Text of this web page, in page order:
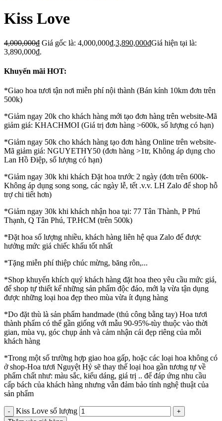
Kiss Love
4,000,000₫ Giá gốc là: 4,000,000₫.3,890,000₫Giá hiện tại là:
3,890,000₫.
Khuyến mãi HOT:
*Giao hoa tươi tận nơi miễn phí nội thành (Bán kính 10km đơn trên
500k)
*Giảm ngay 20k cho khách hàng mới tạo đơn hàng trên website-Mã
giảm giá: KHACHMOI (Giá trị đơn hàng >600k, số lượng có hạn)
*Giảm ngay 50k cho khách hàng tạo đơn hàng Online trên website-
Mã giảm giá: NGUYETHY50 (đơn hàng >1tr, Không áp dụng cho
Lan Hồ Điệp, số lượng có hạn)
*Giảm ngay 30k khi khách Đặt hoa trước 2 ngày (đơn trên 600k-
Không áp dụng song song, các ngày lễ, tết .v.v. LH Zalo để shop hỗ
trợ chi tiết hơn)
*Giảm ngay 30k khi khách nhận hoa tại: 77 Tân Thành, P Phú
Thạnh, Q Tân Phú, TP.HCM (trên 500k)
*Đặt hoa số lượng nhiều, khách hàng liên hệ qua Zalo để được
hưởng mức giá chiếc khấu tốt nhất
*Tặng miễn phí thiệp chúc mừng, băng rôn,...
*Shop khuyến khích quý khách hàng đặt hoa theo yêu cầu mức giá,
để shop tự thiết kế những sản phẩm độc đáo, mới lạ vừa tận dụng
được những loại hoa đẹp theo mùa vừa ít đụng hàng
*Do đặt thù là sản phẩm handmade (thủ công bằng tay) Hoa tươi
thành phẩm có thể gần giống với mẫu 90-95%-tùy thuộc vào thời
gian, mùa vụ, góc chụp ảnh và cảm nhận cái đẹp riêng của mỗi
khách hàng
*Trong một số trường hợp giao hoa gấp, hoặc các loại hoa không có
ở shop-Hoa tươi Nguyệt Hỷ sẽ thay thế loại hoa gần tương tự về
phẩm chất như: màu sắc, kiểu dáng, giá trị .. để đáp ứng nhu cầu
cấp bách của khách hàng nhưng vẫn đảm bảo tính nghệ thuật của
sản phẩm
Kiss Love số lượng